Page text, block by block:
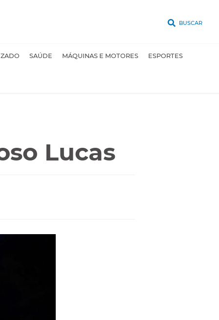
BUSCAR
SAÚDE MÁQUINAS E MOTORES ESPORTES
Lucas